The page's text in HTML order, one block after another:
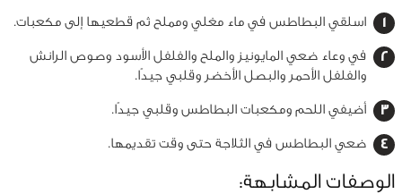
اسلقي البطاطس في ماء مغلي ومملح ثم قطعيها إلى مكعبات.
في وعاء ضعي المايونيز والملح والفلفل الأسود وصوص الرانش
والفلفل الأحمر والبصل الأخضر وقلبي جيدًا.
أضيفي اللحم ومكعبات البطاطس وقلبي جيدًا.
ضعي البطاطس في الثلاجة حتى وقت تقديمها.
الوصفات المشابهة: